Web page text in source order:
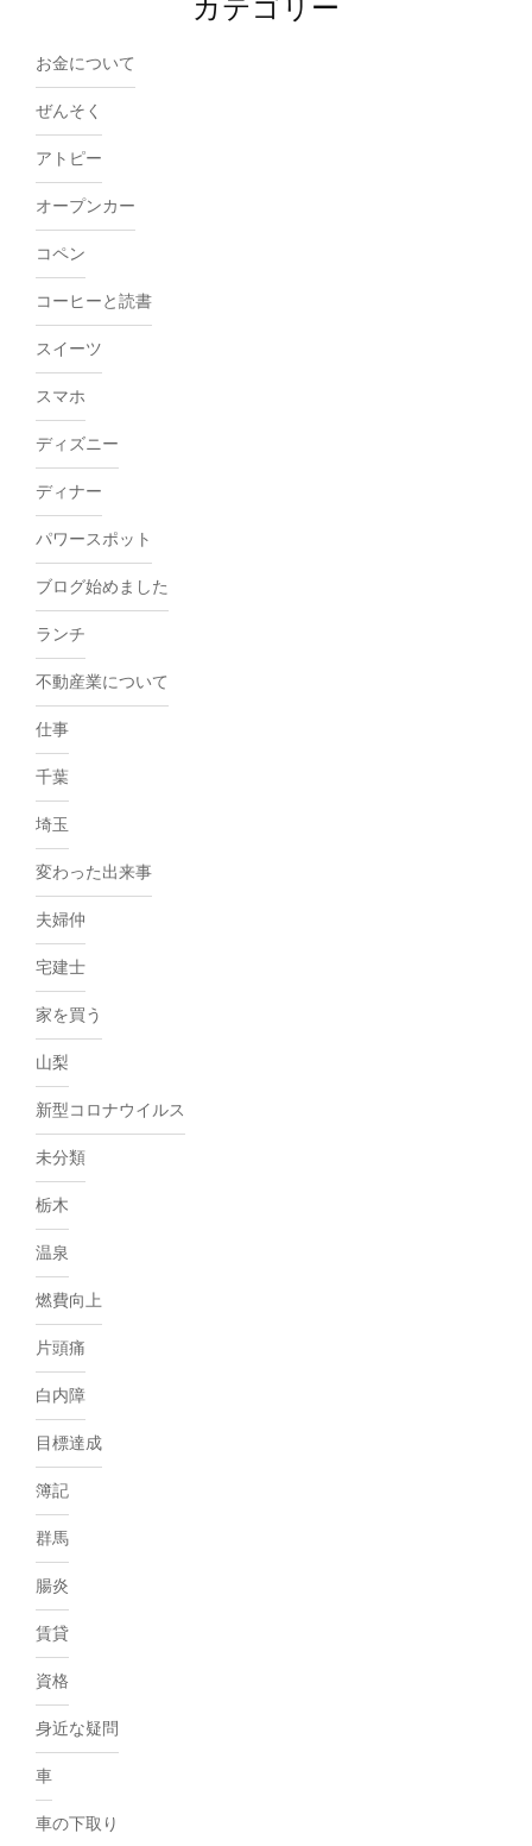
カテゴリー
お金について
ぜんそく
アトピー
オープンカー
コペン
コーヒーと読書
スイーツ
スマホ
ディズニー
ディナー
パワースポット
ブログ始めました
ランチ
不動産業について
仕事
千葉
埼玉
変わった出来事
夫婦仲
宅建士
家を買う
山梨
新型コロナウイルス
未分類
栃木
温泉
燃費向上
片頭痛
白内障
目標達成
簿記
群馬
腸炎
賃貸
資格
身近な疑問
車
車の下取り